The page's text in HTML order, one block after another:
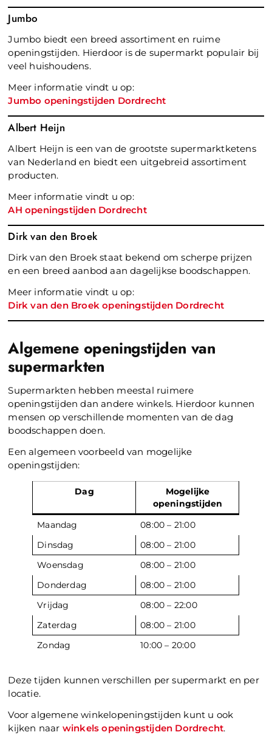
Jumbo
Jumbo biedt een breed assortiment en ruime
openingstijden. Hierdoor is de supermarkt populair bij
veel huishoudens.
Meer informatie vindt u op:
Jumbo openingstijden Dordrecht
Albert Heijn
Albert Heijn is een van de grootste supermarktketens
van Nederland en biedt een uitgebreid assortiment
producten.
Meer informatie vindt u op:
AH openingstijden Dordrecht
Dirk van den Broek
Dirk van den Broek staat bekend om scherpe prijzen
en een breed aanbod aan dagelijkse boodschappen.
Meer informatie vindt u op:
Dirk van den Broek openingstijden Dordrecht
Algemene openingstijden van
supermarkten
Supermarkten hebben meestal ruimere
openingstijden dan andere winkels. Hierdoor kunnen
mensen op verschillende momenten van de dag
boodschappen doen.
Een algemeen voorbeeld van mogelijke
openingstijden:
Dag
Mogelijke
openingstijden
Maandag 08:00 – 21:00
Dinsdag 08:00 – 21:00
Woensdag 08:00 – 21:00
Donderdag 08:00 – 21:00
Vrijdag 08:00 – 22:00
Zaterdag 08:00 – 21:00
Zondag 10:00 – 20:00
Deze tijden kunnen verschillen per supermarkt en per
locatie.
Voor algemene winkelopeningstijden kunt u ook
kijken naar winkels openingstijden Dordrecht.